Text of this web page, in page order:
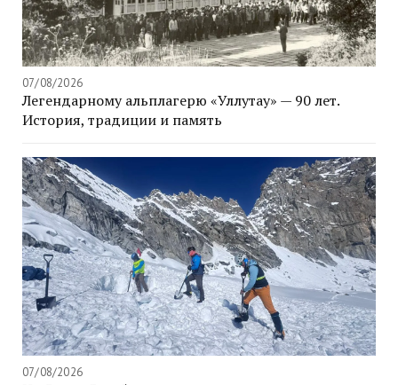
07/08/2026
Легендарному альплагерю «Уллутау» — 90 лет.
История, традиции и память
07/08/2026